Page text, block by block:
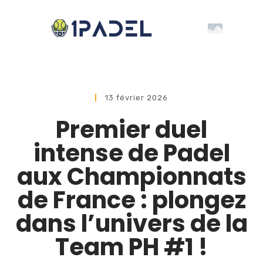
13 février 2026
Premier duel
intense de Padel
aux Championnats
de France : plongez
dans l’univers de la
Team PH #1 !